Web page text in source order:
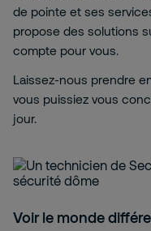
de pointe et ses
propose des solutions
compte pour vous.
Laissez-nous prendre
vous puissiez vous
jour.
Voir le monde